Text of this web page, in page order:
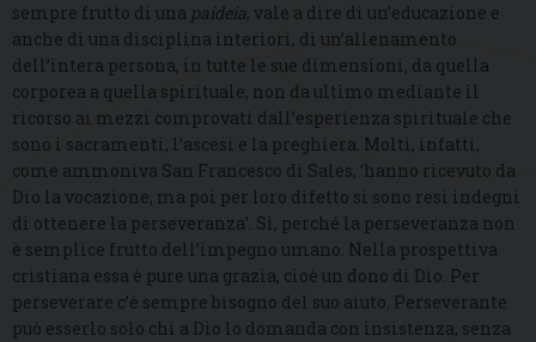
sempre frutto di una paideia, vale a dire di un’educazione e
anche di una disciplina interiori, di un’allenamento
dell’intera persona, in tutte le sue dimensioni, da quella
corporea a quella spirituale, non da ultimo mediante il
ricorso ai mezzi comprovati dall’esperienza spirituale che
sono i sacramenti, l’ascesi e la preghiera. Molti, infatti,
come ammoniva San Francesco di Sales, ‘hanno ricevuto da
Dio la vocazione, ma poi per loro difetto si sono resi indegni
di ottenere la perseveranza’. Sì, perché la perseveranza non
è semplice frutto dell’impegno umano. Nella prospettiva
cristiana essa è pure una grazia, cioè un dono di Dio. Per
perseverare c’è sempre bisogno del suo aiuto. Perseverante
può esserlo solo chi a Dio lo domanda con insistenza, senza